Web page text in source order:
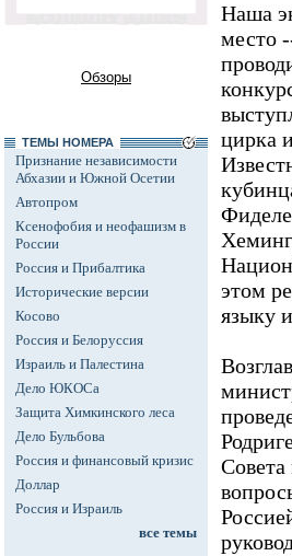
Обзоры
ТЕМЫ НОМЕРА
Признание независимости
Абхазии и Южной Осетии
Автопром
Ксенофобия и неофашизм в
России
Россия и Прибалтика
Исторические версии
Косово
Россия и Белоруссия
Израиль и Палестина
Дело ЮКОСа
Защита Химкинского леса
Дело Бульбова
Россия и финансовый кризис
Доллар
Россия и Израиль
все темы
Наша
место
цирка
этом
языку